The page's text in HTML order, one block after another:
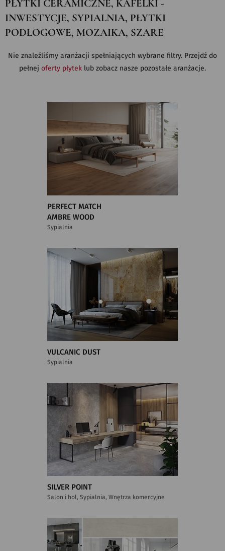
PŁYTKI CERAMICZNE, KAFELKI -
INWESTYCJE, SYPIALNIA, PŁYTKI
PODŁOGOWE, MOZAIKA, SZARE
Nie znaleźliśmy aranżacji spełniających wybrane filtry. Przejdź do
pełnej oferty płytek lub zobacz nasze pozostałe aranżacje.
PERFECT MATCH
AMBRE WOOD
Sypialnia
VULCANIC DUST
Sypialnia
SILVER POINT
Salon i hol, Sypialnia, Wnętrza komercyjne